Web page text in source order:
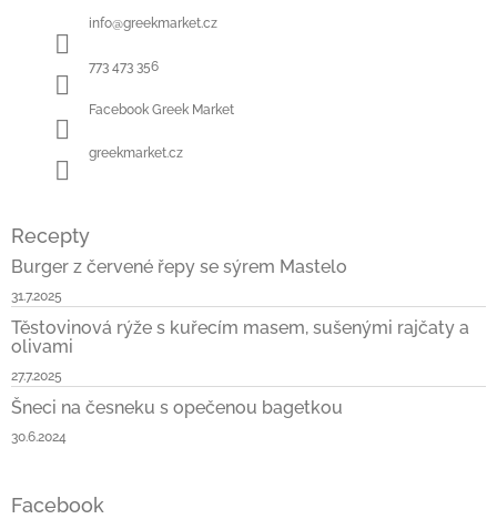
info@greekmarket.cz
773 473 356
Facebook Greek Market
greekmarket.cz
Recepty
Burger z červené řepy se sýrem Mastelo
31.7.2025
Těstovinová rýže s kuřecím masem, sušenými rajčaty a
olivami
27.7.2025
Šneci na česneku s opečenou bagetkou
30.6.2024
Facebook